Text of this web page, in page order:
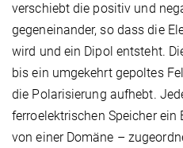
verschiebt die positiv und
gegeneinander, so dass die
wird und ein Dipol entsteht.
bis ein umgekehrt gepoltes
die Polarisierung aufhebt.
ferroelektrischen Speicher ein
von einer Domäne –